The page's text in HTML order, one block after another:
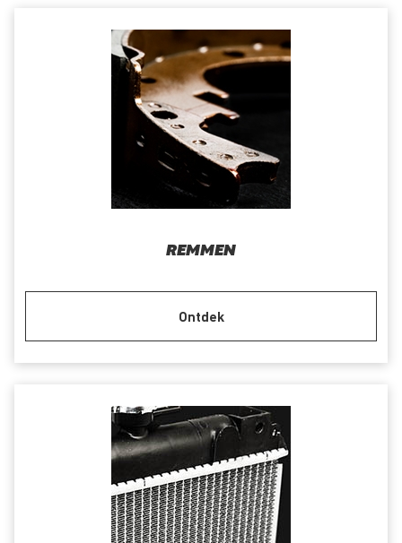
REMMEN
Ontdek